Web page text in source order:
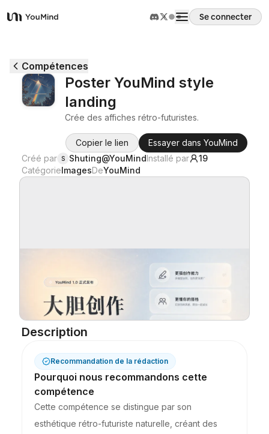
YouMind
Se connecter
Cas d'usage
Compétences
Invites
Télécharger
Mises à jour
Compétences
Poster YouMind style
landing
Crée des affiches rétro-futuristes.
Copier le lien
Essayer dans YouMind
Créé par S Shuting@YouMindInstallé par
19
CatégorieImagesDeYouMind
Description
Recommandation de la rédaction
Pourquoi nous recommandons cette
compétence
Cette compétence se distingue par son
esthétique rétro-futuriste naturelle, créant des